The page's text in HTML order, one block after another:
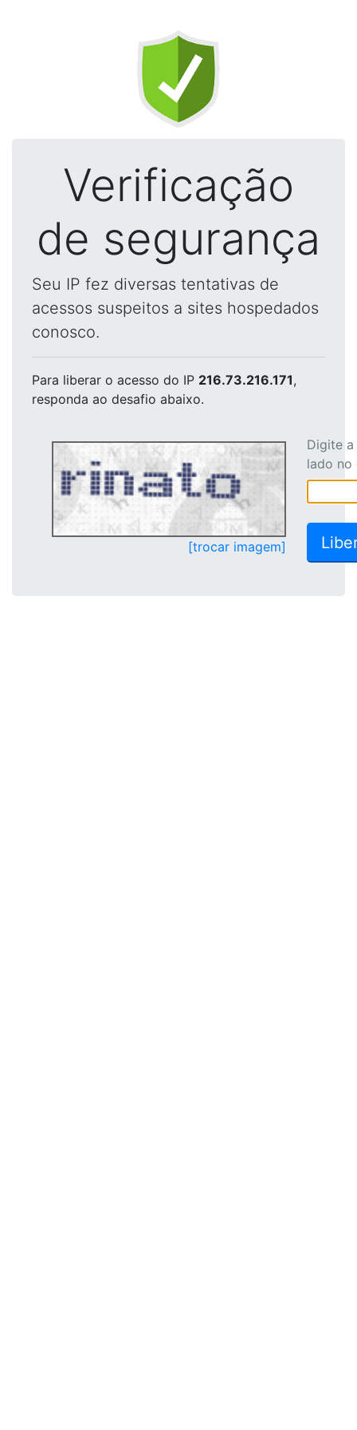
Verificação
de segurança
Seu IP fez diversas tentativas de
acessos suspeitos a sites hospedados
conosco.
Para liberar o acesso do IP 216.73.216.171,
responda ao desafio abaixo.
[trocar imagem]
Digite
lado no